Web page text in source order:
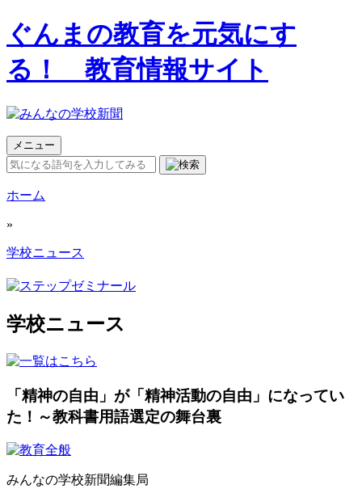
ぐんまの教育を元気にす
る！ 教育情報サイト
メニュー
ホーム
»
学校ニュース
学校ニュース
「精神の自由」が「精神活動の自由」になってい
た！～教科書用語選定の舞台裏
みんなの学校新聞編集局